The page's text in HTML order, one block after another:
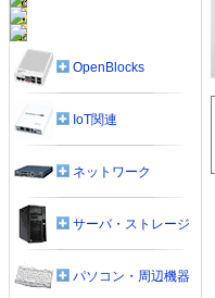
OpenBlocks
IoT関連
ネットワーク
サーバ・ストレージ
パソコン・周辺機器